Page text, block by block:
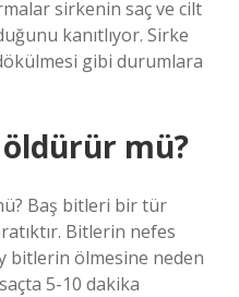
sirkenin saç ve cilt
kanıtlıyor. Sirke
gibi durumlara
öldürür mü?
Baş bitleri bir tür
Bitlerin nefes
bitlerin ölmesine neden
5-10 dakika